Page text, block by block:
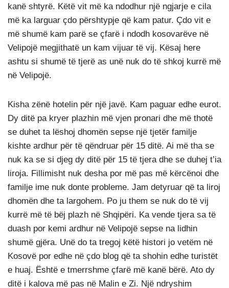
kanë shtyrë. Këtë vit më ka ndodhur një ngjarje e cila
më ka larguar çdo përshtypje që kam patur. Çdo vit e
më shumë kam parë se çfarë i ndodh kosovarëve në
Velipojë megjithatë un kam vijuar të vij. Kësaj here
ashtu si shumë të tjerë as unë nuk do të shkoj kurrë më
në Velipojë.
Kisha zënë hotelin për një javë. Kam paguar edhe eurot.
Dy ditë pa kryer plazhin më vjen pronari dhe më thotë
se duhet ta lëshoj dhomën sepse një tjetër familje
kishte ardhur për të qëndruar për 15 ditë. Ai më tha se
nuk ka se si djeg dy ditë për 15 të tjera dhe se duhej t’ia
liroja. Fillimisht nuk desha por më pas më kërcënoi dhe
familje ime nuk donte probleme. Jam detyruar që ta liroj
dhomën dhe ta largohem. Po ju them se nuk do të vij
kurrë më të bëj plazh në Shqipëri. Ka vende tjera sa të
duash por kemi ardhur në Velipojë sepse na lidhin
shumë gjëra. Unë do ta tregoj këtë histori jo vetëm në
Kosovë por edhe në çdo blog që ta shohin edhe turistët
e huaj. Është e tmerrshme çfarë më kanë bërë. Ato dy
ditë i kalova më pas në Malin e Zi. Një ndryshim